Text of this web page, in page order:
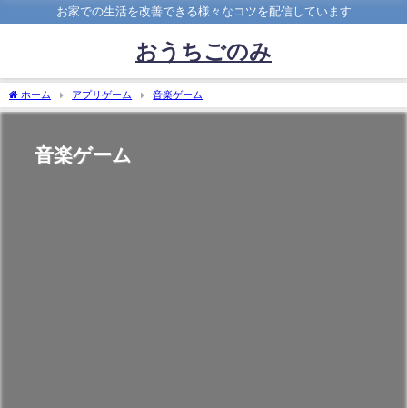
お家での生活を改善できる様々なコツを配信しています
おうちごのみ
ホーム アプリゲーム 音楽ゲーム
音楽ゲーム